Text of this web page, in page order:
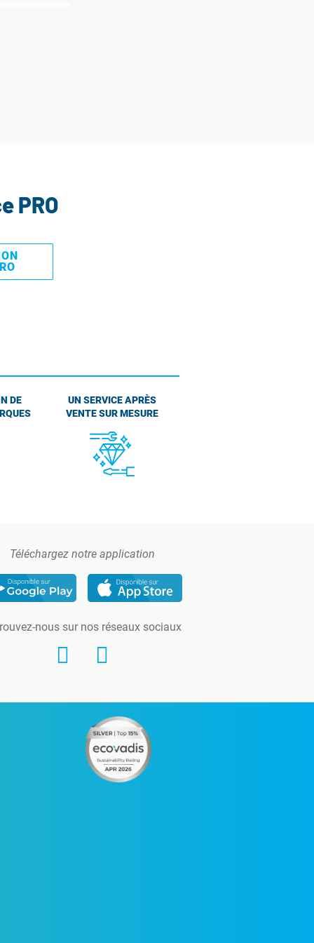
PRO
DE
UN SERVICE APRÈS
VENTE SUR MESURE
Téléchargez notre application
nous sur nos réseaux sociaux